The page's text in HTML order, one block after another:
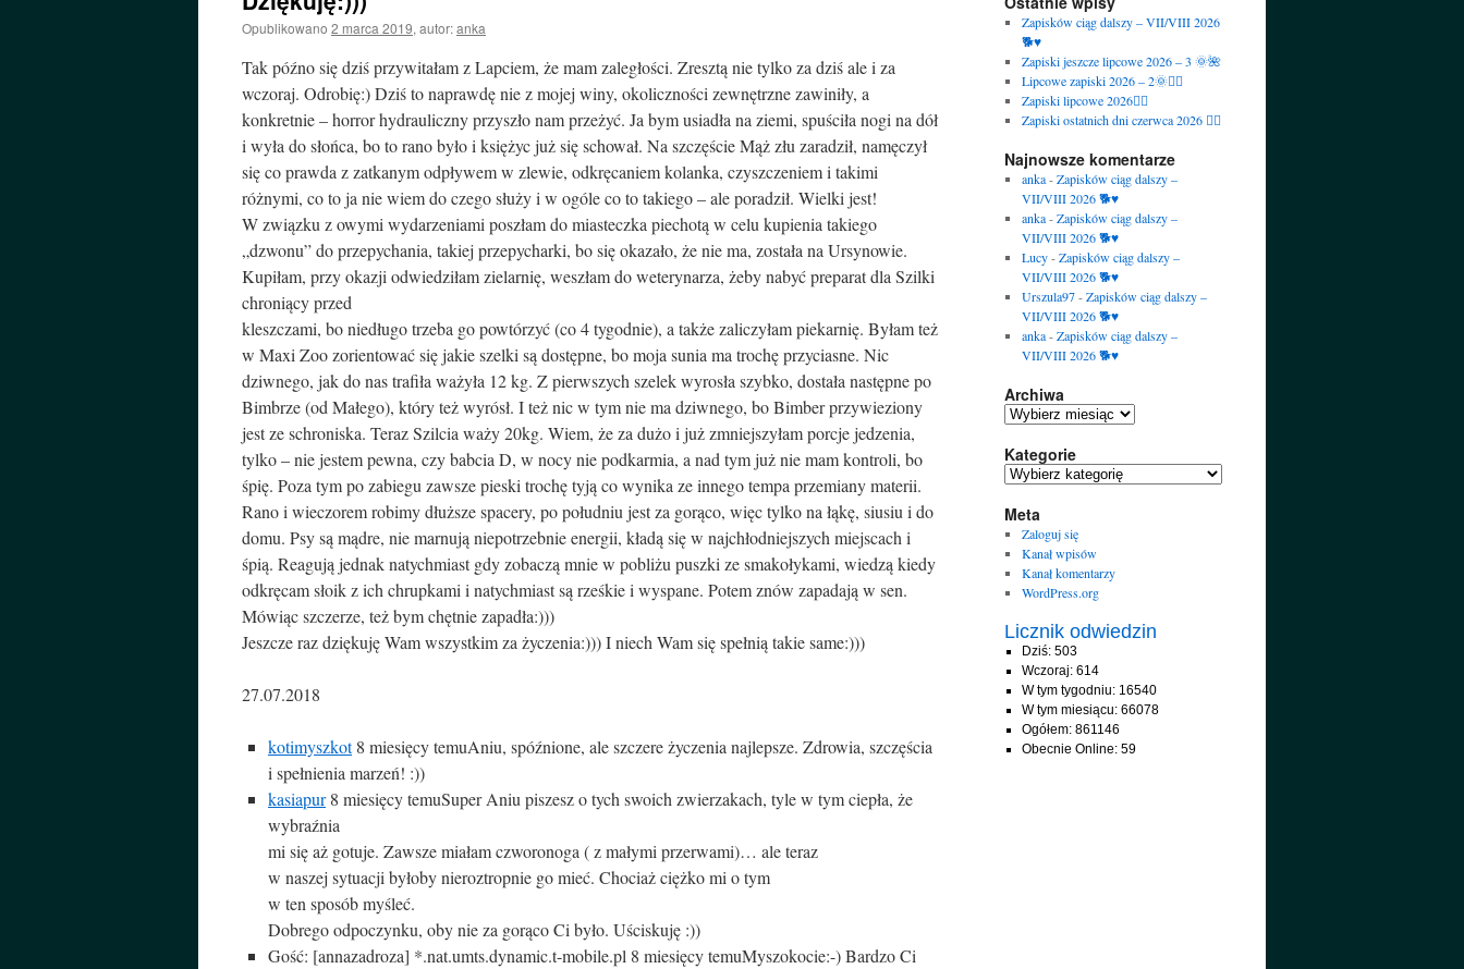
Opublikowano 2 marca 2019, autor:anka
Tak późno się dziś przywitałam z Lapciem, że mam zaległości. Zresztą nie tylko za dziś ale i za
wczoraj. Odrobię:) Dziś to naprawdę nie z mojej winy, okoliczności zewnętrzne zawiniły, a
konkretnie – horror hydrauliczny przyszło nam przeżyć. Ja bym usiadła na ziemi, spuściła nogi na dół
i wyła do słońca, bo to rano było i księżyc już się schował. Na szczęście Mąż złu zaradził, namęczył
się co prawda z zatkanym odpływem w zlewie, odkręcaniem kolanka, czyszczeniem i takimi
różnymi, co to ja nie wiem do czego służy i w ogóle co to takiego – ale poradził. Wielki jest!
W związku z owymi wydarzeniami poszłam do miasteczka piechotą w celu kupienia takiego
„dzwonu” do przepychania, takiej przepycharki, bo się okazało, że nie ma, została na Ursynowie.
Kupiłam, przy okazji odwiedziłam zielarnię, weszłam do weterynarza, żeby nabyć preparat dla Szilki
chroniący przed
kleszczami, bo niedługo trzeba go powtórzyć (co 4 tygodnie), a także zaliczyłam piekarnię. Byłam też
w Maxi Zoo zorientować się jakie szelki są dostępne, bo moja sunia ma trochę przyciasne. Nic
dziwnego, jak do nas trafiła ważyła 12 kg. Z pierwszych szelek wyrosła szybko, dostała następne po
Bimbrze (od Małego), który też wyrósł. I też nic w tym nie ma dziwnego, bo Bimber przywieziony
jest ze schroniska. Teraz Szilcia waży 20kg. Wiem, że za dużo i już zmniejszyłam porcje jedzenia,
tylko – nie jestem pewna, czy babcia D, w nocy nie podkarmia, a nad tym już nie mam kontroli, bo
śpię. Poza tym po zabiegu zawsze pieski trochę tyją co wynika ze innego tempa przemiany materii.
Rano i wieczorem robimy dłuższe spacery, po południu jest za gorąco, więc tylko na łąkę, siusiu i do
domu. Psy są mądre, nie marnują niepotrzebnie energii, kładą się w najchłodniejszych miejscach i
śpią. Reagują jednak natychmiast gdy zobaczą mnie w pobliżu puszki ze smakołykami, wiedzą kiedy
odkręcam słoik z ich chrupkami i natychmiast są rześkie i wyspane. Potem znów zapadają w sen.
Mówiąc szczerze, też bym chętnie zapadła:)))
Jeszcze raz dziękuję Wam wszystkim za życzenia:))) I niech Wam się spełnią takie same:)))
27.07.2018
kotimyszkot 8 miesięcy temuAniu, spóźnione, ale szczere życzenia najlepsze. Zdrowia, szczęścia
i spełnienia marzeń! :))
kasiapur 8 miesięcy temuSuper Aniu piszesz o tych swoich zwierzakach, tyle w tym ciepła, że
wybraźnia
mi się aż gotuje. Zawsze miałam czworonoga ( z małymi przerwami)… ale teraz
w naszej sytuacji byłoby nieroztropnie go mieć. Chociaż ciężko mi o tym
w ten sposób myśleć.
Dobrego odpoczynku, oby nie za gorąco Ci było. Uściskuję :))
Gość: [annazadroza] *.nat.umts.dynamic.t-mobile.pl 8 miesięcy temuMyszokocie:-) Bardzo Ci
Zapisków ciąg dalszy – VII/VIII 2026
🐕♥️
Zapiski jeszcze lipcowe 2026 – 3 🌞🌺
Lipcowe zapiski 2026 – 2🌞🙋‍♀️
Zapiski lipcowe 2026🙋‍♀️
Zapiski ostatnich dni czerwca 2026 🙋‍♀️
Najnowsze komentarze
anka-Zapisków ciąg dalszy –
VII/VIII 2026 🐕♥️
anka-Zapisków ciąg dalszy –
VII/VIII 2026 🐕♥️
Lucy-Zapisków ciąg dalszy –
VII/VIII 2026 🐕♥️
Urszula97-Zapisków ciąg dalszy –
VII/VIII 2026 🐕♥️
anka-Zapisków ciąg dalszy –
VII/VIII 2026 🐕♥️
Archiwa
Archiwa
Kategorie
Kategorie
Meta
Zaloguj się
Kanał wpisów
Kanał komentarzy
WordPress.org
Licznik odwiedzin
Dziś: 503
Wczoraj: 614
W tym tygodniu: 16540
W tym miesiącu: 66078
Ogółem: 861146
Obecnie Online: 59